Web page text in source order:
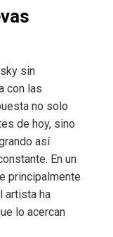
sin
con las
no solo
de hoy, sino
así
En un
principalmente
artista ha
lo acercan